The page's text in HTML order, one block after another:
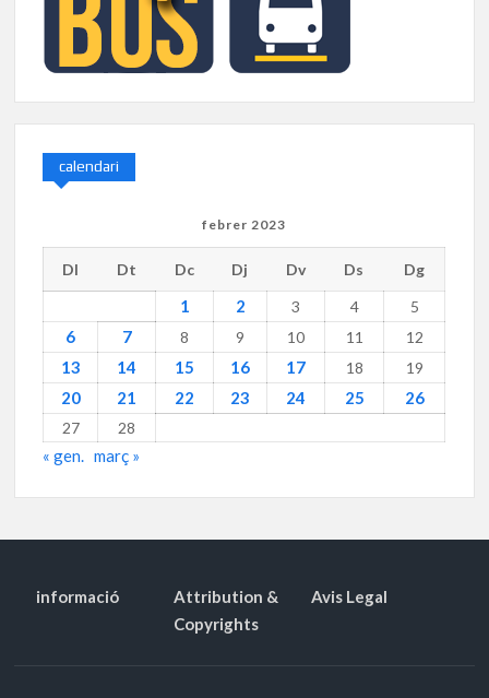
calendari
febrer 2023
Dl Dt Dc Dj Dv Ds Dg
1 2 3 4 5
6 7 8 9 10 11 12
13 14 15 16 17 18 19
20 21 22 23 24 25 26
27 28
« gen. març »
informació
Attribution &
Copyrights
Avis Legal